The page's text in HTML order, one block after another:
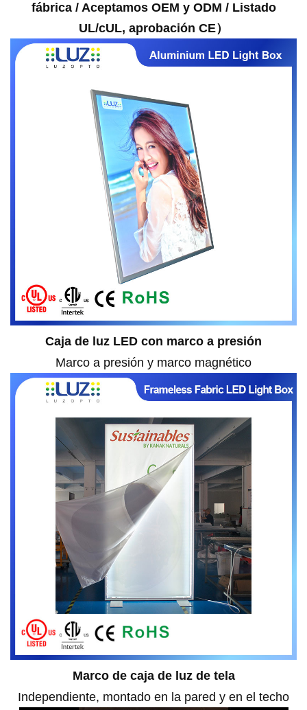
fábrica / Aceptamos OEM y ODM / Listado
UL/cUL, aprobación CE）
Caja de luz LED con marco a presión
Marco a presión y marco magnético
Marco de caja de luz de tela
Independiente, montado en la pared y en el techo